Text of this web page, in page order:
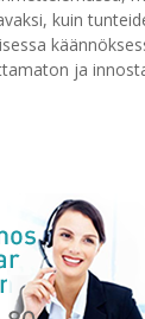
kuin
ja